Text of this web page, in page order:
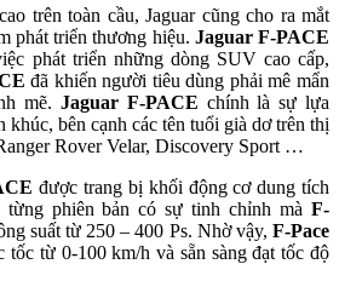
trên toàn cầu, Jaguar cũng cho ra mắt
phát triển thương hiệu. Jaguar F-PACE
phát triển những dòng SUV cao cấp,
đã khiến người tiêu dùng phải mê mẩn
mẽ. Jaguar F-PACE chính là sự lựa
khúc, bên cạnh các tên tuổi già dơ trên thị
Rover Velar, Discovery Sport …
được trang bị khối động cơ dung tích
phiên bản có sự tinh chỉnh mà F-
suất từ 250 – 400 Ps. Nhờ vậy, F-Pace
tốc từ 0-100 km/h và sẵn sàng đạt tốc độ